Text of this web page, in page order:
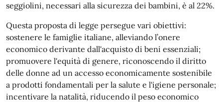
seggiolini, necessari alla sicurezza dei bambini, è al 22%.
Questa proposta di legge persegue vari obiettivi:
sostenere le famiglie italiane, alleviando l’onere
economico derivante dall'acquisto di beni essenziali;
promuovere l'equità di genere, riconoscendo il diritto
delle donne ad un accesso economicamente sostenibile
a prodotti fondamentali per la salute e l'igiene personale;
incentivare la natalità, riducendo il peso economico